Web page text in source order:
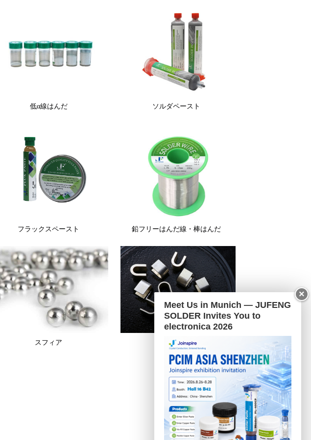
低α線はんだ ソルダペースト
フラックスペースト 鉛フリーはんだ線・棒はんだ
スフィア プリフォーム
×
Meet Us in Munich — JUFENG
SOLDER Invites You to
electronica 2026